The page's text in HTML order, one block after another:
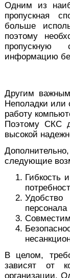
Одним из
пропускная
больше
поэтому
пропускную
информацию
Другим
Неполадки или
работу
Поэтому СКС
высокой
следующие
Гибкость
персонала
В целом,
зависят от
организации.